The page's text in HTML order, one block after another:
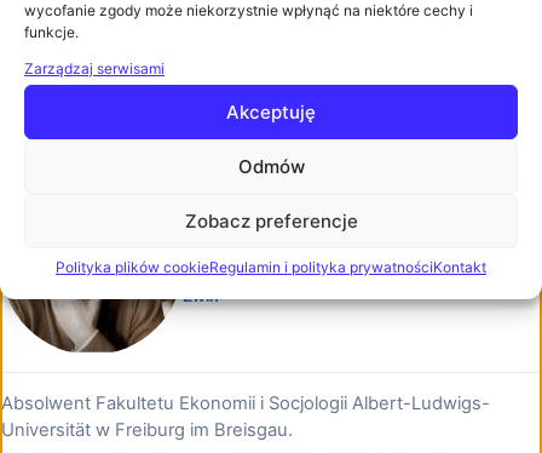
wycofanie zgody może niekorzystnie wpłynąć na niektóre cechy i
funkcje.
Zarządzaj serwisami
Akceptuję
Odmów
Zobacz preferencje
Polityka plików cookieRegulamin i polityka prywatnościKontakt
Helmut Valentin Gläser
Ekspert Niezależny z Hamburga
Zwiń
Absolwent Fakultetu Ekonomii i Socjologii Albert-Ludwigs-
Universität w Freiburg im Breisgau.